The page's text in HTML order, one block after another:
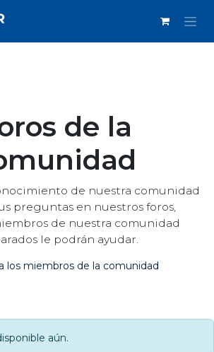
de la
de nuestra comunidad
preguntas en nuestros foros,
de nuestra comunidad
le podrán ayudar.
los miembros de la comunidad
aún.